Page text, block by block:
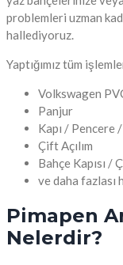
problemleri uzman
hallediyoruz.
Yaptığımız tüm
Volkswagen
Panjur
Kapı / Pencere
Çift Açılım
Bahçe Kapısı /
ve daha fazlası
Pimapen
Nelerdir?